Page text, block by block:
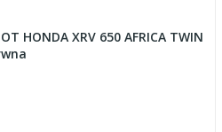
HONDA XRV 650 AFRICA TWIN